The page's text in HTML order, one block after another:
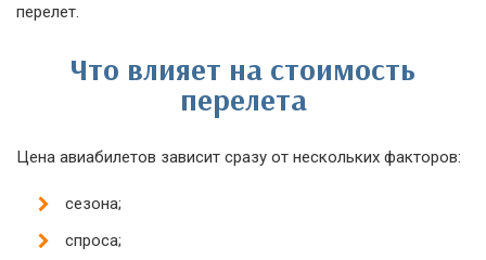
перелет.
Что влияет на стоимость
перелета
Цена авиабилетов зависит сразу от нескольких факторов:
сезона;
спроса;